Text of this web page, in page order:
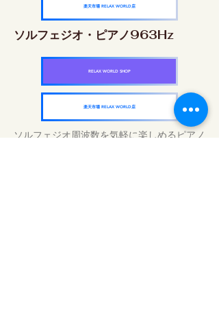
楽天市場 RELAX WORLD店
ソルフェジオ・ピアノ963Hz
RELAX WORLD SHOP
楽天市場 RELAX WORLD店
ソルフェジオ周波数を気軽に楽しめるピアノ